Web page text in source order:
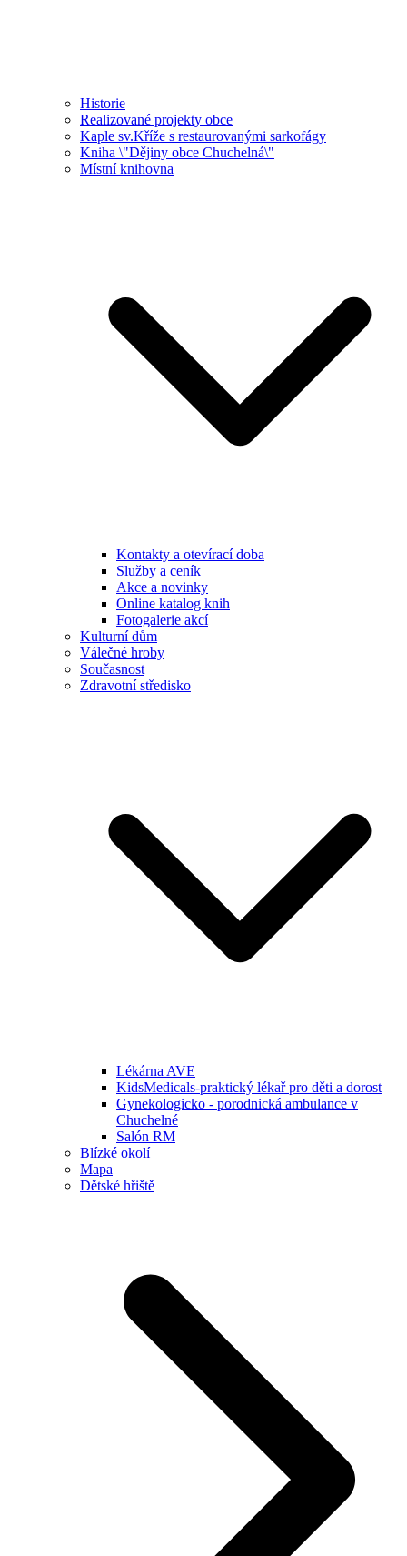
Historie
Realizované projekty obce
Kaple sv.Kříže s restaurovanými sarkofágy
Kniha \"Dějiny obce Chuchelná\"
Místní knihovna
Kontakty a otevírací doba
Služby a ceník
Akce a novinky
Online katalog knih
Fotogalerie akcí
Kulturní dům
Válečné hroby
Současnost
Zdravotní středisko
Lékárna AVE
KidsMedicals-praktický lékař pro děti a dorost
Gynekologicko - porodnická ambulance v
Chuchelné
Salón RM
Blízké okolí
Mapa
Dětské hřiště